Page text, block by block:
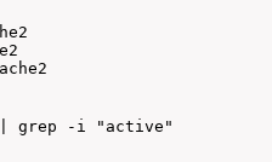
| grep -i "active"